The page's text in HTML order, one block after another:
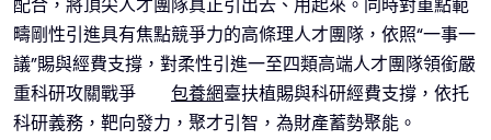
疇剛性引進具有焦點競爭力的高條理人才團隊，依照“一事一
議”賜與經費支撐，對柔性引進一至四類高端人才團隊領銜嚴
重科研攻關戰爭
包養網臺扶植賜與科研經費支撐，依托
科研義務，靶向發力，聚才引智，為財產蓄勢聚能。